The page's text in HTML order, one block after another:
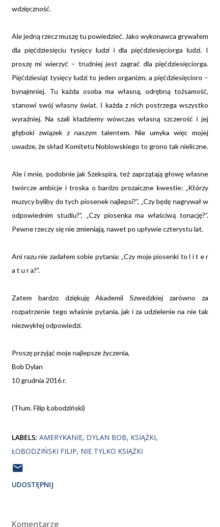
wdzięczność.
Ale jedną rzecz muszę tu powiedzieć. Jako wykonawca grywałem
dla pięćdziesięciu tysięcy ludzi i dla pięćdziesięciorga ludzi. I
proszę mi wierzyć – trudniej jest zagrać dla pięćdziesięciorga.
Pięćdziesiąt tysięcy ludzi to jeden organizm, a pięćdziesięcioro –
bynajmniej. Tu każda osoba ma własną, odrębną tożsamość,
stanowi swój własny świat. I każda z nich postrzega wszystko
wyraźniej. Na szali kładziemy wówczas własną szczerość i jej
głęboki związek z naszym talentem. Nie umyka więc mojej
uwadze, że skład Komitetu Noblowskiego to grono tak nieliczne.
Ale i mnie, podobnie jak Szekspira, też zaprzątają głowę własne
twórcze ambicje i troska o bardzo prozaiczne kwestie: „Którzy
muzycy byliby do tych piosenek najlepsi?”, „Czy będę nagrywał w
odpowiednim studiu?”, „Czy piosenka ma właściwą tonację?”.
Pewne rzeczy się nie zmieniają, nawet po upływie czterystu lat.
Ani razu nie zadałem sobie pytania: „Czy moje piosenki to l i t e r
a t u r a?”.
Zatem bardzo dziękuję Akademii Szwedzkiej zarówno za
rozpatrzenie tego właśnie pytania, jak i za udzielenie na nie tak
niezwykłej odpowiedzi.
Proszę przyjąć moje najlepsze życzenia,
Bob Dylan
10 grudnia 2016 r.
(Tłum. Filip Łobodziński)
LABELS: AMERYKANIE DYLAN BOB KSIĄŻKI
ŁOBODZIŃSKI FILIP NIE TYLKO KSIĄŻKI
UDOSTĘPNIJ
Komentarze